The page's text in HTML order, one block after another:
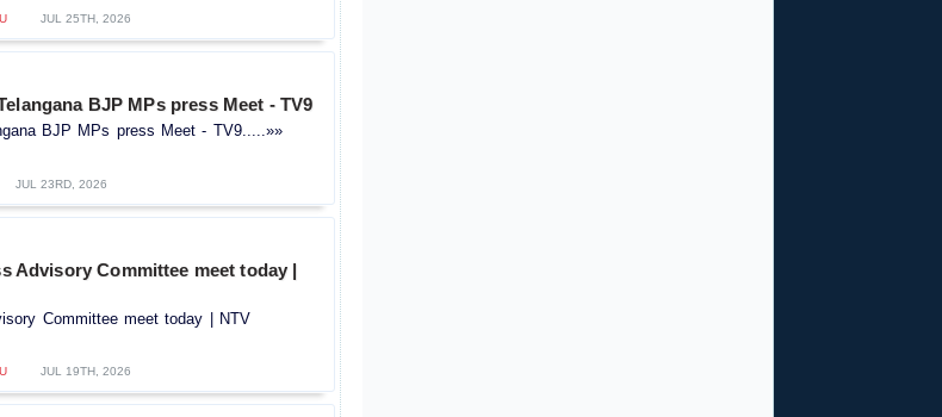
JUL 25TH, 2026
BJP MPs press Meet - TV9
BJP MPs press Meet - TV9.....»»
JUL 23RD, 2026
Advisory Committee meet today |
Committee meet today | NTV
JUL 19TH, 2026